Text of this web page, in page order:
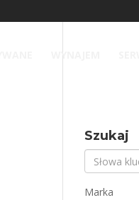
Szukaj
Marka